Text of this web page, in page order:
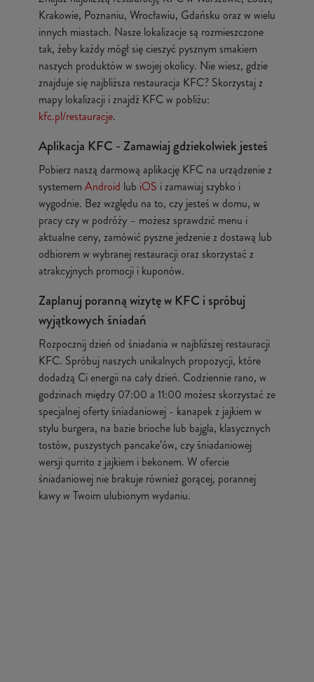
Krakowie, Poznaniu, Wrocławiu, Gdańsku oraz w wielu
innych miastach. Nasze lokalizacje są rozmieszczone
tak, żeby każdy mógł się cieszyć pysznym smakiem
naszych produktów w swojej okolicy. Nie wiesz, gdzie
znajduje się najbliższa restauracja KFC? Skorzystaj z
mapy lokalizacji i znajdź KFC w pobliżu:
kfc.pl/restauracje.
Aplikacja KFC - Zamawiaj gdziekolwiek jesteś
Pobierz naszą darmową aplikację KFC na urządzenie z
systemem Android lub iOS i zamawiaj szybko i
wygodnie. Bez względu na to, czy jesteś w domu, w
pracy czy w podróży – możesz sprawdzić menu i
aktualne ceny, zamówić pyszne jedzenie z dostawą lub
odbiorem w wybranej restauracji oraz skorzystać z
atrakcyjnych promocji i kuponów.
Zaplanuj poranną wizytę w KFC i spróbuj
wyjątkowych śniadań
Rozpocznij dzień od śniadania w najbliższej restauracji
KFC. Spróbuj naszych unikalnych propozycji, które
dodadzą Ci energii na cały dzień. Codziennie rano, w
godzinach między 07:00 a 11:00 możesz skorzystać ze
specjalnej oferty śniadaniowej - kanapek z jajkiem w
stylu burgera, na bazie brioche lub bajgla, klasycznych
tostów, puszystych pancake’ów, czy śniadaniowej
wersji qurrito z jajkiem i bekonem. W ofercie
śniadaniowej nie brakuje również gorącej, porannej
kawy w Twoim ulubionym wydaniu.